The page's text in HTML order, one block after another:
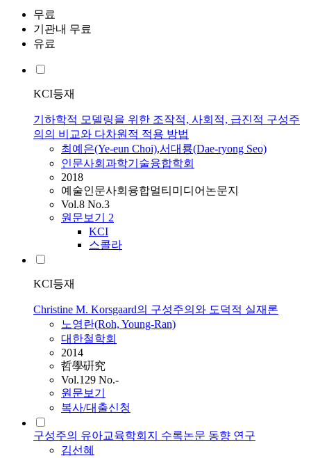
무료
기관내 무료
유료
KCI등재
기하학적 모델링을 위한 조작적, 사회적, 급진적 구성주
의의 비교와 다차원적 적용 방법
최예은(Ye-eun Choi),서대룡(Dae-ryong Seo)
인문사회과학기술융합학회
2018
예술인문사회융합멀티미디어논문지
Vol.8 No.3
원문보기 2
KCI
스콜라
KCI등재
Christine M. Korsgaard의 구성주의와 도덕적 실재론
노영란(Roh, Young-Ran)
대한철학회
2014
哲學硏究
Vol.129 No.-
원문보기
복사/대출신청
구성주의 유아교육학회지 수록논문 동향 연구
김선혜